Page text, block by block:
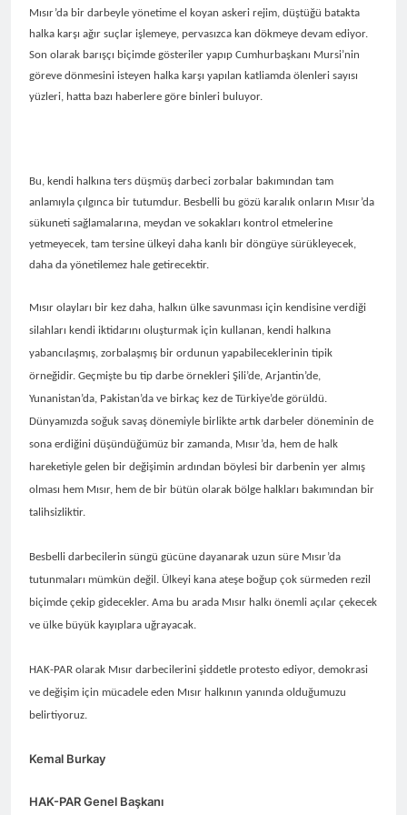
tarihinde gerçekleştirdiği
toplantıya Genel Başkan
Düzgün Kaplan’da katıldı.
birinci oturumunda
moderatör Ercan İlgin,
konuşmacılar Yazar Ümit
Fırat, Prf. Dr. Aziz Yağan ve
Doç. Dr. Bülent Küçük ülkede
ve ortadoğu’da gelişen son
Barış ancak Kürt halkının
meşru haklarının tanınması
ile gerçekleşebilir. 1 EYLÜL
DÜNYA BARIŞ GÜNÜ KUTLU
OLSUN
Hak ve Özgürlükler Partisi-
HAK-PAR Urfa ili SİVEREK
ilçe kongresi yapıldı.
11 Ay Ago
ziyaret etti
HAK-PAR Heyeti
Hewler’de ENKS ile
görüştü
11 Ay Ago
HAK-PAR Heyeti Hewler’de
KDP ALAKAD ile görüştü
ALAKAD ile görüştü
HAK-PAR Başkanlık Kurulu;
‘KÜRT HALKI HAK VE
ÖZGÜRLÜK
MÜCADELESİNDEN ASLA
VAZ GEÇMEYECEKTİR.’
12 Ay Ago
üzerinden 102 yıl geçse de;
Kürt milleti özgürlükten
asla vaz geçmedi
1 Yıl Ago
MECLÎSA PARTİYA HAK-
PARê: Têkçûna heyî têkçûna
rê û polîtîkayên xelet in. Divê
Kurd li dora polîtîkayên
neteweyî yên rast bibin yek.
1 Yıl Ago
YENİLEN YANLIŞ YOL VE
KENETLENMELİ
Düzgün Kaplan’ın Kurdistan
partileri Hak ve Özgürlükler
Partisi (HAK-PAR), Kürdistan
(KDP-T), Kürdistan Sosyalist
Yurtseverler Partisi
(PWK)’nin ortaklaşa Van da
düzenledikleri çalıştayda
1 Yıl Ago
HAK-PAR MERKEZİ KADIN
KOMİSYONU HEWLER’DE
HAK-PAR KADIN HEYETİ
HEWLER’DE HİZBÊN
ZEHMETKEŞÊN
Mısır’da bir darbeyle yönetime el koyan askeri rejim, düştüğü batakta
halka karşı ağır suçlar işlemeye, pervasızca kan dökmeye devam ediyor.
Son olarak barışçı biçimde gösteriler yapıp Cumhurbaşkanı Mursi’nin
göreve dönmesini isteyen halka karşı yapılan katliamda ölenleri sayısı
yüzleri, hatta bazı haberlere göre binleri buluyor.
Bu, kendi halkına ters düşmüş darbeci zorbalar bakımından tam
anlamıyla çılgınca bir tutumdur. Besbelli bu gözü karalık onların Mısır’da
sükuneti sağlamalarına, meydan ve sokakları kontrol etmelerine
yetmeyecek, tam tersine ülkeyi daha kanlı bir döngüye sürükleyecek,
daha da yönetilemez hale getirecektir.
Mısır olayları bir kez daha, halkın ülke savunması için kendisine verdiği
silahları kendi iktidarını oluşturmak için kullanan, kendi halkına
yabancılaşmış, zorbalaşmış bir ordunun yapabileceklerinin tipik
örneğidir. Geçmişte bu tip darbe örnekleri Şili’de, Arjantin’de,
Yunanistan’da, Pakistan’da ve birkaç kez de Türkiye’de görüldü.
Dünyamızda soğuk savaş dönemiyle birlikte artık darbeler döneminin de
sona erdiğini düşündüğümüz bir zamanda, Mısır’da, hem de halk
hareketiyle gelen bir değişimin ardından böylesi bir darbenin yer almış
olması hem Mısır, hem de bir bütün olarak bölge halkları bakımından bir
talihsizliktir.
Besbelli darbecilerin süngü gücüne dayanarak uzun süre Mısır’da
tutunmaları mümkün değil. Ülkeyi kana ateşe boğup çok sürmeden rezil
biçimde çekip gidecekler. Ama bu arada Mısır halkı önemli açılar çekecek
ve ülke büyük kayıplara uğrayacak.
HAK-PAR olarak Mısır darbecilerini şiddetle protesto ediyor, demokrasi
ve değişim için mücadele eden Mısır halkının yanında olduğumuzu
belirtiyoruz.
Kemal Burkay
HAK-PAR Genel Başkanı